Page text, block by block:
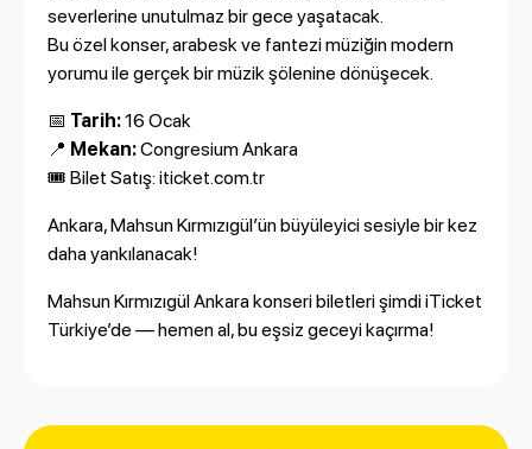
severlerine unutulmaz bir gece yaşatacak.
Bu özel konser, arabesk ve fantezi müziğin modern
yorumu ile gerçek bir müzik şölenine dönüşecek.
📅 Tarih:16 Ocak
📍 Mekan:Congresium Ankara
🎟️ Bilet Satış: iticket.com.tr
Ankara, Mahsun Kırmızıgül’ün büyüleyici sesiyle bir kez
daha yankılanacak!
Mahsun Kırmızıgül Ankara konseri biletleri şimdi iTicket
Türkiye’de — hemen al, bu eşsiz geceyi kaçırma!